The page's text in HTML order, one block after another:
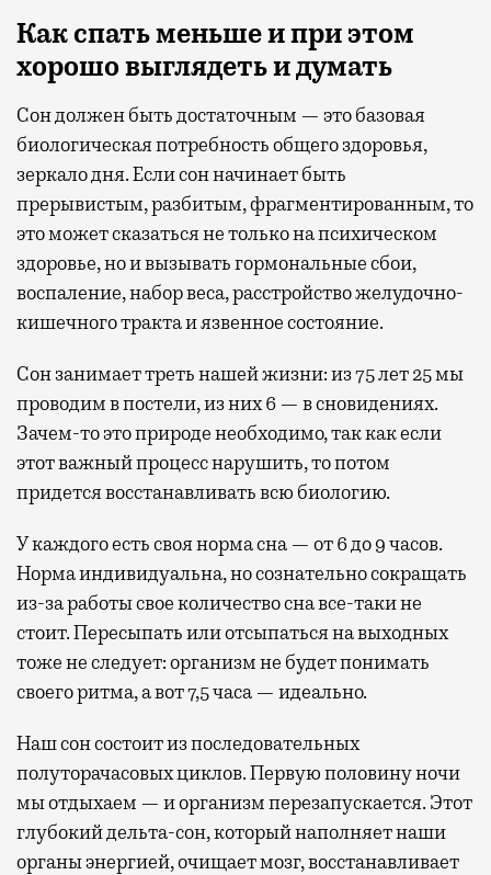
Как спать меньше и при этом
хорошо выглядеть и думать
Сон должен быть достаточным — это базовая
биологическая потребность общего здоровья,
зеркало дня. Если сон начинает быть
прерывистым, разбитым, фрагментированным, то
это может сказаться не только на психическом
здоровье, но и вызывать гормональные сбои,
воспаление, набор веса, расстройство желудочно-
кишечного тракта и язвенное состояние.
Сон занимает треть нашей жизни: из 75 лет 25 мы
проводим в постели, из них 6 — в сновидениях.
Зачем-то это природе необходимо, так как если
этот важный процесс нарушить, то потом
придется восстанавливать всю биологию.
У каждого есть своя норма сна — от 6 до 9 часов.
Норма индивидуальна, но сознательно сокращать
из-за работы свое количество сна все-таки не
стоит. Пересыпать или отсыпаться на выходных
тоже не следует: организм не будет понимать
своего ритма, а вот 7,5 часа — идеально.
Наш сон состоит из последовательных
полуторачасовых циклов. Первую половину ночи
мы отдыхаем — и организм перезапускается. Этот
глубокий дельта-сон, который наполняет наши
органы энергией, очищает мозг, восстанавливает